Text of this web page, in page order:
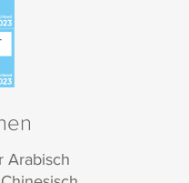
Arabisch